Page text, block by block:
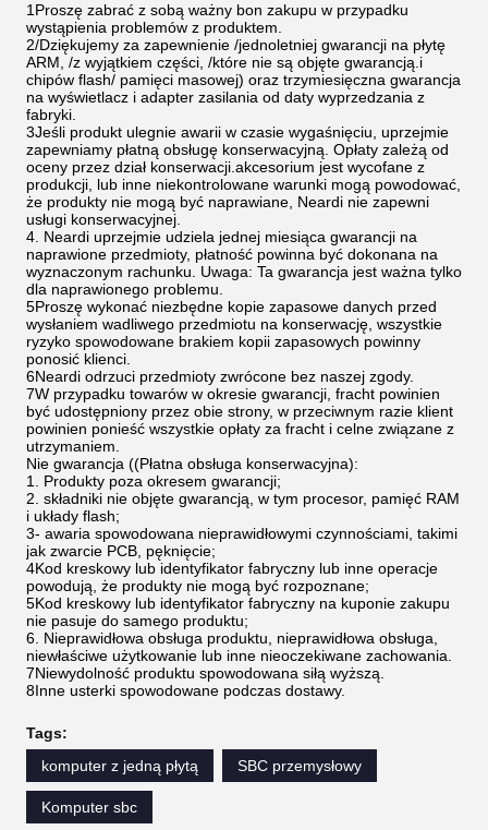
1Proszę zabrać z sobą ważny bon zakupu w przypadku
wystąpienia problemów z produktem.
2/Dziękujemy za zapewnienie /jednoletniej gwarancji na płytę
ARM, /z wyjątkiem części, /które nie są objęte gwarancją.i
chipów flash/ pamięci masowej) oraz trzymiesięczna gwarancja
na wyświetlacz i adapter zasilania od daty wyprzedzania z
fabryki.
3Jeśli produkt ulegnie awarii w czasie wygaśnięciu, uprzejmie
zapewniamy płatną obsługę konserwacyjną. Opłaty zależą od
oceny przez dział konserwacji.akcesorium jest wycofane z
produkcji, lub inne niekontrolowane warunki mogą powodować,
że produkty nie mogą być naprawiane, Neardi nie zapewni
usługi konserwacyjnej.
4. Neardi uprzejmie udziela jednej miesiąca gwarancji na
naprawione przedmioty, płatność powinna być dokonana na
wyznaczonym rachunku. Uwaga: Ta gwarancja jest ważna tylko
dla naprawionego problemu.
5Proszę wykonać niezbędne kopie zapasowe danych przed
wysłaniem wadliwego przedmiotu na konserwację, wszystkie
ryzyko spowodowane brakiem kopii zapasowych powinny
ponosić klienci.
6Neardi odrzuci przedmioty zwrócone bez naszej zgody.
7W przypadku towarów w okresie gwarancji, fracht powinien
być udostępniony przez obie strony, w przeciwnym razie klient
powinien ponieść wszystkie opłaty za fracht i celne związane z
utrzymaniem.
Nie gwarancja ((Płatna obsługa konserwacyjna):
1. Produkty poza okresem gwarancji;
2. składniki nie objęte gwarancją, w tym procesor, pamięć RAM
i układy flash;
3- awaria spowodowana nieprawidłowymi czynnościami, takimi
jak zwarcie PCB, pęknięcie;
4Kod kreskowy lub identyfikator fabryczny lub inne operacje
powodują, że produkty nie mogą być rozpoznane;
5Kod kreskowy lub identyfikator fabryczny na kuponie zakupu
nie pasuje do samego produktu;
6. Nieprawidłowa obsługa produktu, nieprawidłowa obsługa,
niewłaściwe użytkowanie lub inne nieoczekiwane zachowania.
7Niewydolność produktu spowodowana siłą wyższą.
8Inne usterki spowodowane podczas dostawy.
Tags:
komputer z jedną płytą
SBC przemysłowy
Komputer sbc